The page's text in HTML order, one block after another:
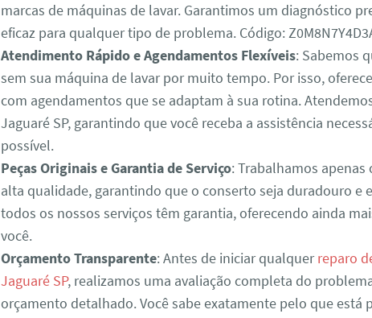
marcas de máquinas de lavar. Garantimos um diagnóstico
eficaz para qualquer tipo de problema. Código:
Atendimento Rápido e Agendamentos Flexíveis: Sabemos
sem sua máquina de lavar por muito tempo. Por isso,
com agendamentos que se adaptam à sua rotina.
Jaguaré SP, garantindo que você receba a assistência
possível.
Peças Originais e Garantia de Serviço: Trabalhamos apenas
alta qualidade, garantindo que o conserto seja duradouro e
todos os nossos serviços têm garantia, oferecendo ainda
você.
Orçamento Transparente: Antes de iniciar qualquerreparo
Jaguaré SP, realizamos uma avaliação completa do
orçamento detalhado. Você sabe exatamente pelo que está